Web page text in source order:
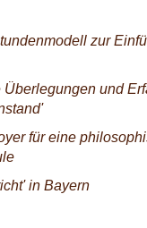
zur
und
für eine
in Bayern